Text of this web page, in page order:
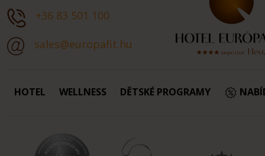
+36 83 501 100
sales@europafit.hu
HOTEL WELLNESS DĚTSKÉ PROGRAMY